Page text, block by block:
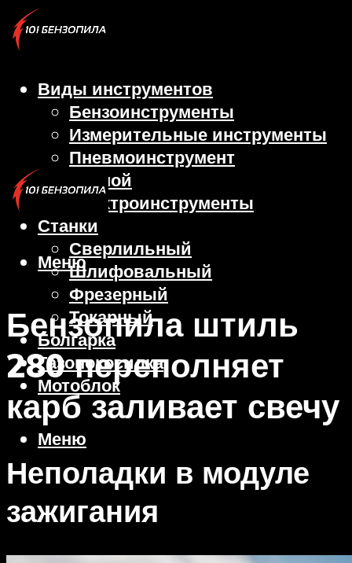
Виды инструментов
Бензоинструменты
Измерительные инструменты
Пневмоинструмент
Ручной
Электроинструменты
Станки
Сверлильный
Шлифовальный
Фрезерный
Токарный
Болгарка
Газонокосилка
Мотоблок
Меню
Меню
Бензопила штиль
280 переполняет
карб заливает свечу
Неполадки в модуле
зажигания